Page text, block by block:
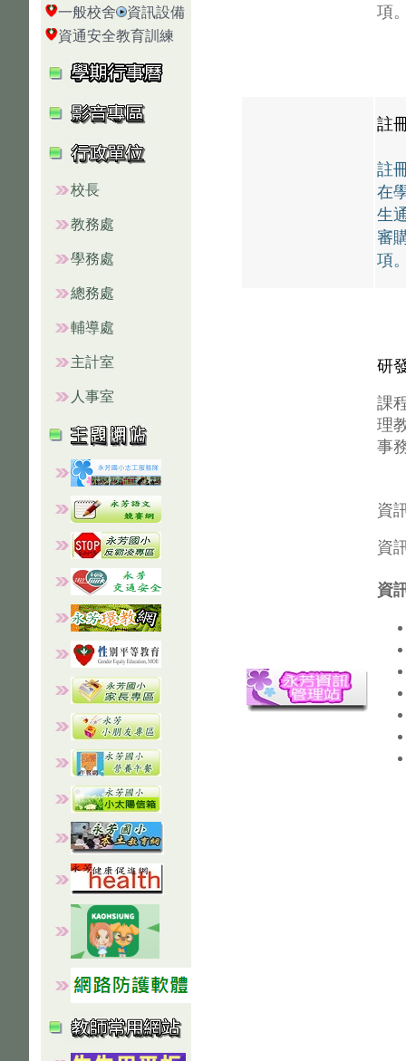
一般校舍
資訊設備
資通安全教育訓練
校長
教務處
學務處
總務處
輔導處
主計室
人事室
項
註
註
在
生
審
項
研
課
理
事
資
資
資